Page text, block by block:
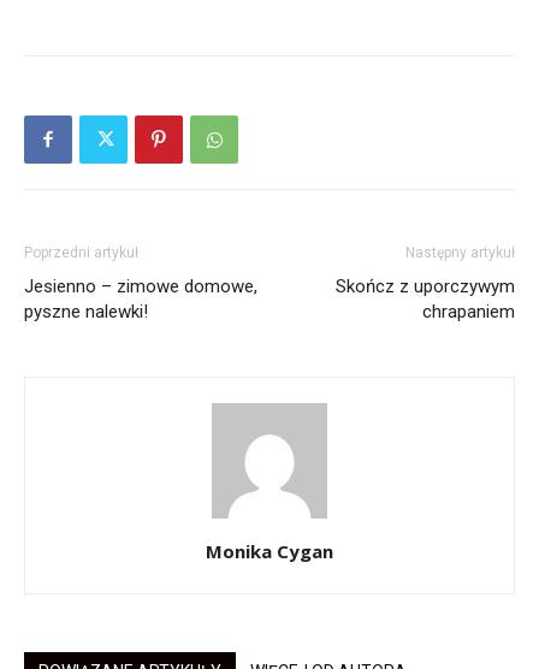
Poprzedni artykuł
Jesienno – zimowe domowe,
pyszne nalewki!
Następny artykuł
Skończ z uporczywym
chrapaniem
Monika Cygan